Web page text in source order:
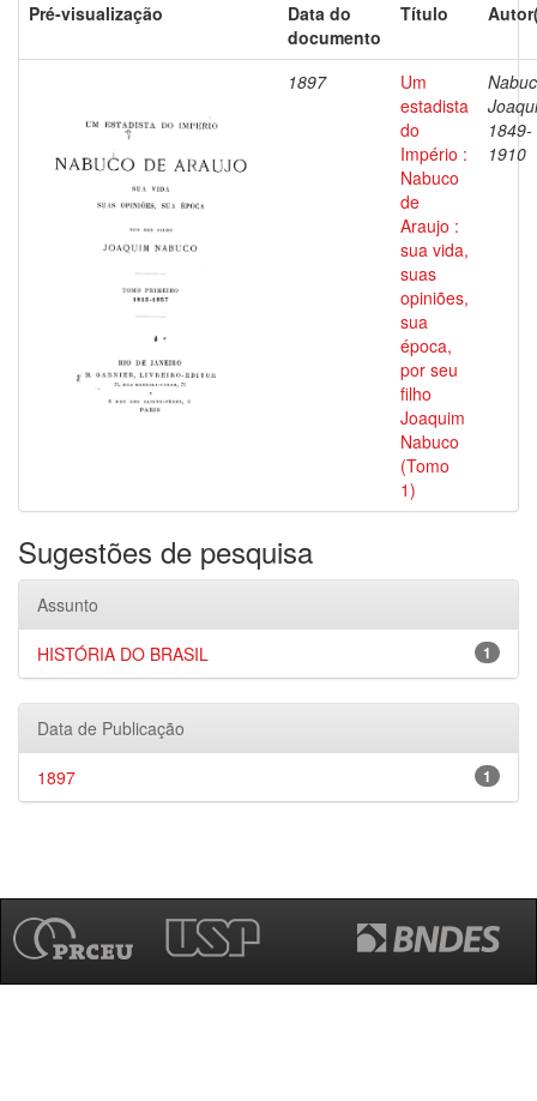
Pré-visualização
Data do
documento
Título
1897
Um
estadista
do
Império :
Nabuco
de
Araujo :
sua vida,
suas
opiniões,
sua
época,
por seu
filho
Joaquim
Nabuco
(Tomo
1)
1849-
1910
Sugestões de pesquisa
Assunto
1
HISTÓRIA DO BRASIL
Data de Publicação
1
1897